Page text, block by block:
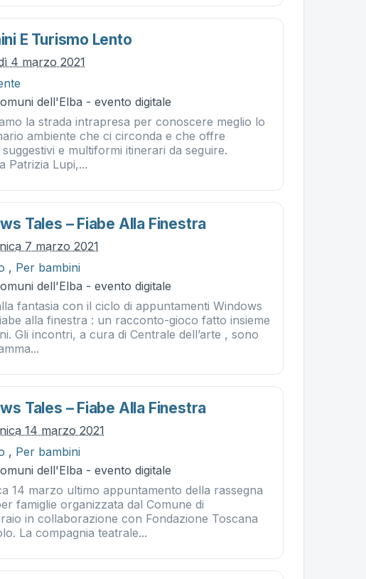
E Turismo Lento
4 marzo 2021
dell'Elba - evento digitale
la strada intrapresa per conoscere meglio lo
ambiente che ci circonda e che offre
e multiformi itinerari da seguire.
Patrizia Lupi,...
Tales – Fiabe Alla Finestra
7 marzo 2021
, Per bambini
dell'Elba - evento digitale
fantasia con il ciclo di appuntamenti Windows
alla finestra : un racconto-gioco fatto insieme
Gli incontri, a cura di Centrale dell’arte , sono
Tales – Fiabe Alla Finestra
14 marzo 2021
, Per bambini
dell'Elba - evento digitale
14 marzo ultimo appuntamento della rassegna
famiglie organizzata dal Comune di
in collaborazione con Fondazione Toscana
La compagnia teatrale...